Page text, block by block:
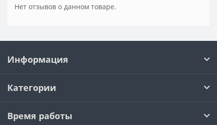
Нет отзывов о данном товаре.
Информация
Категории
Время работы